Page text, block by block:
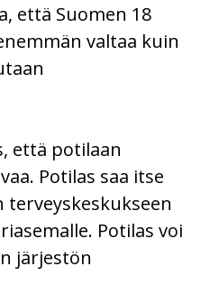
että Suomen 18
valtaa kuin
että potilaan
Potilas saa itse
terveyskeskukseen
Potilas voi
järjestön